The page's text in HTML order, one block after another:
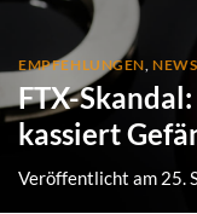
EMPFEHLUNGEN, NEWS
FTX-
kassiert
Veröffentlicht am 25.